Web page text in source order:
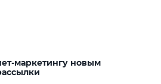
маркетингу новым